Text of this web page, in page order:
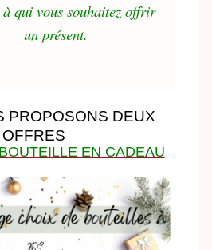
à qui vous souhaitez offrir
un présent.
PROPOSONS DEUX
OFFRES
EN CADEAU